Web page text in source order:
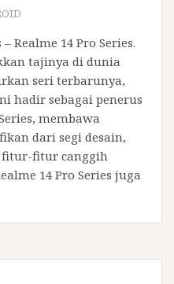
Realme 14 Pro Series.
tajinya di dunia
seri terbarunya,
hadir sebagai penerus
membawa
dari segi desain,
fitur-fitur canggih
14 Pro Series juga